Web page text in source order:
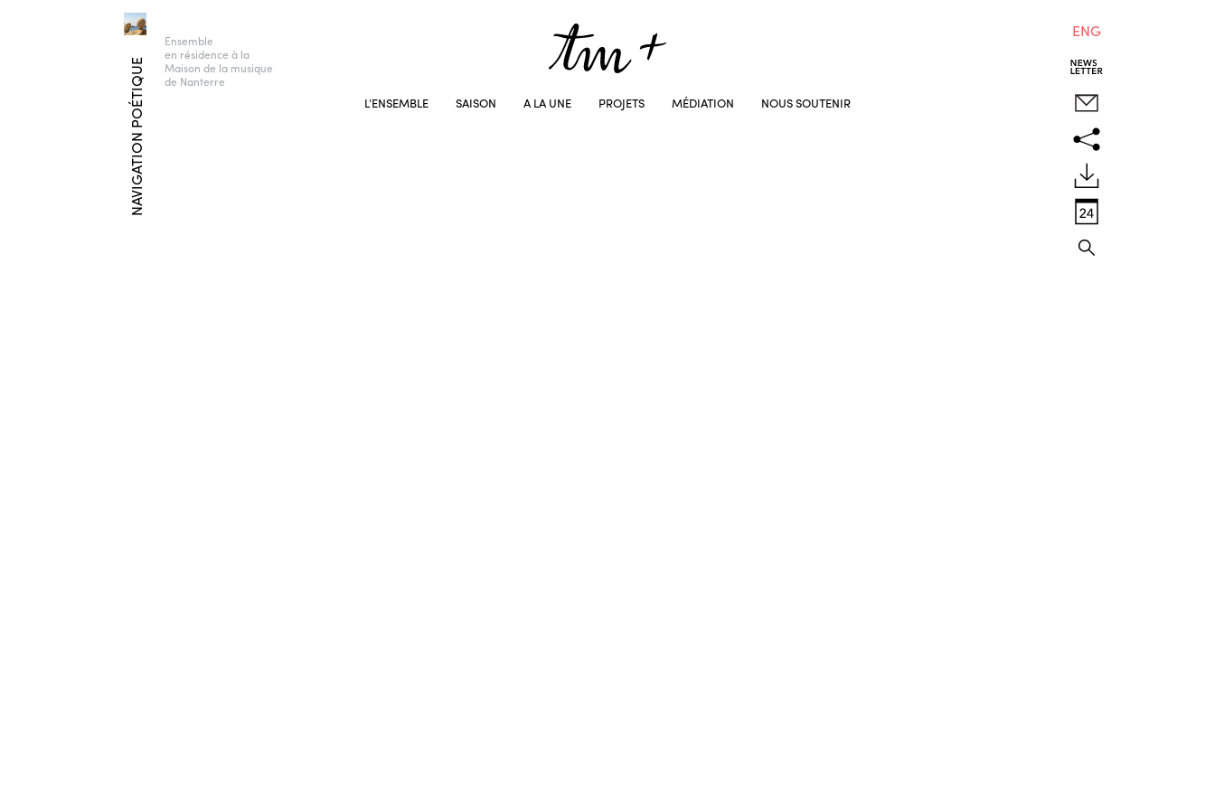
NAVIGATION POÉTIQUE
Ensemble
en résidence à la
Maison de la musique
de Nanterre
L’ENSEMBLE SAISON A LA UNE PROJETS MÉDIATION NOUS SOUTENIR
ENG